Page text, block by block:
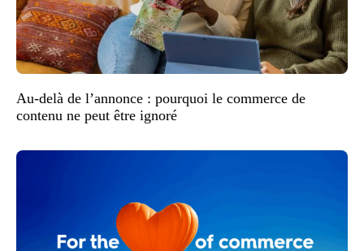
Au-delà de l’annonce : pourquoi le commerce de
contenu ne peut être ignoré